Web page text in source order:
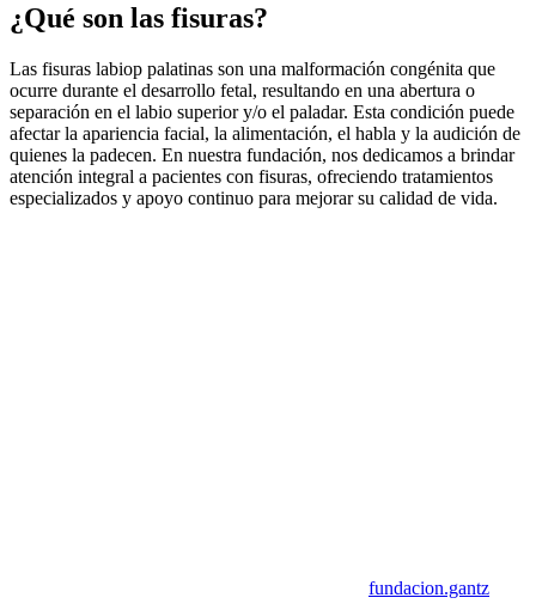
¿Qué son las fisuras?
Las fisuras labiop palatinas son una malformación congénita que
ocurre durante el desarrollo fetal, resultando en una abertura o
separación en el labio superior y/o el paladar. Esta condición puede
afectar la apariencia facial, la alimentación, el habla y la audición de
quienes la padecen. En nuestra fundación, nos dedicamos a brindar
atención integral a pacientes con fisuras, ofreciendo tratamientos
especializados y apoyo continuo para mejorar su calidad de vida.
fundacion.gantz